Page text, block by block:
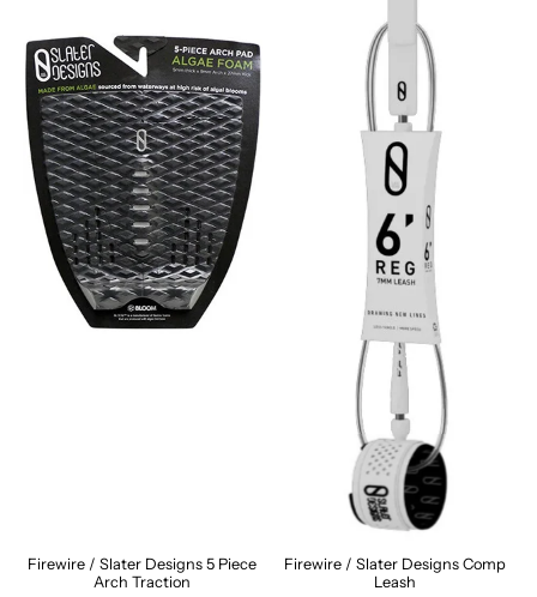
Firewire / Slater Designs 5 Piece
Arch Traction
Firewire / Slater Designs Comp
Leash